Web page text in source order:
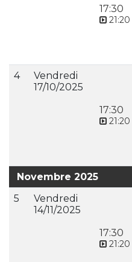
17:30
21:20
4
Vendredi
17/10/2025
17:30
21:20
Novembre 2025
5
Vendredi
14/11/2025
17:30
21:20